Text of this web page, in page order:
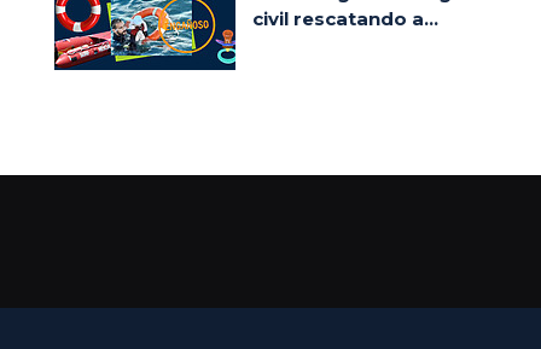
civil rescatando a...